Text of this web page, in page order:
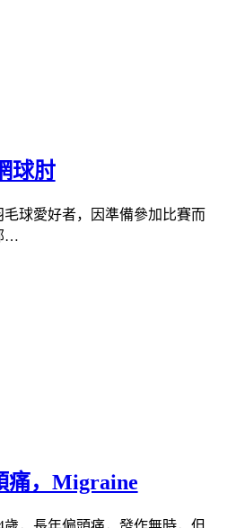
球肘
毛球愛好者，因準備參加比賽而
…
痛，Migraine